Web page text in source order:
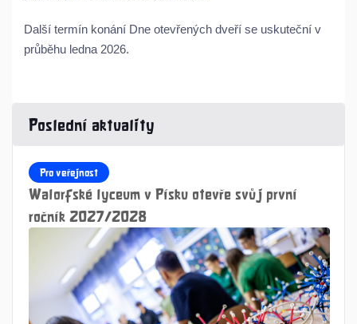
Další termín konání Dne otevřených dveří se uskuteční v
průběhu ledna 2026.
Poslední aktuality
Pro veřejnost
Walorfské lyceum v Písku otevře svůj první
ročník 2027/2028